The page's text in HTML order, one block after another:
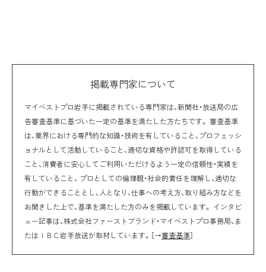
掲載専門家について
マイベストプロ岩手に掲載されている専門家は、新聞社・放送局の広
告審査基準に基づいた一定の基準を満たした方たちです。 審査基準
は、業界における専門的な知識・技術を有していること、プロフェッシ
ョナルとして活動していること、適切な資格や許認可を取得している
こと、消費者に安心してご利用いただけるよう一定の信頼性・実績を
有していること、 プロとしての倫理観・社会的責任を理解し、適切な
行動ができることとし、人となり、仕事への考え方、取り組み方などを
お聞きした上で、基準を満たした方のみを掲載しています。 インタビ
ュー記事は、株式会社ファーストブランド・マイベストプロ事務局、ま
たはＩＢＣ岩手放送が取材しています。［→審査基準］